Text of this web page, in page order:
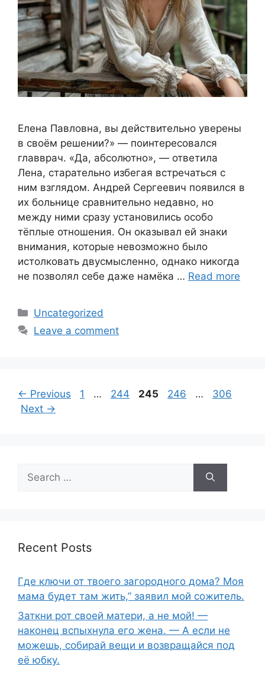
Елена Павловна, вы действительно уверены
в своём решении?» — поинтересовался
главврач. «Да, абсолютно», — ответила
Лена, старательно избегая встречаться с
ним взглядом. Андрей Сергеевич появился в
их больнице сравнительно недавно, но
между ними сразу установились особо
тёплые отношения. Он оказывал ей знаки
внимания, которые невозможно было
истолковать двусмысленно, однако никогда
не позволял себе даже намёка … Read more
Categories
Uncategorized
Leave a comment
← Previous Page
1 … Page
244 Page
245 Page
246 … Page
306
Next →
for:
Recent Posts
Где ключи от твоего загородного дома? Моя
мама будет там жить,” заявил мой сожитель.
Заткни рот своей матери, а не мой! —
наконец вспыхнула его жена. — А если не
можешь, собирай вещи и возвращайся под
её юбку.